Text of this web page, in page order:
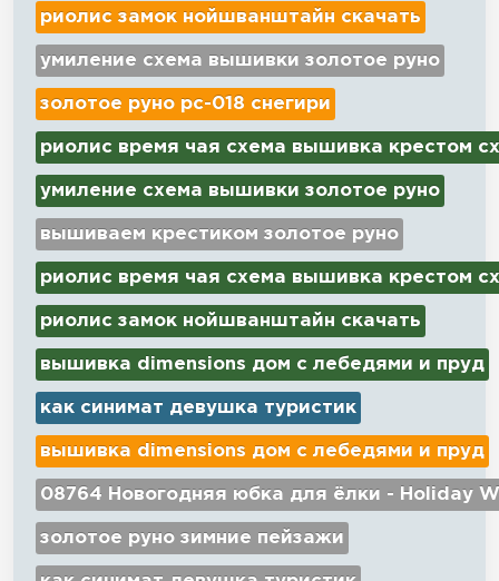
риолис замок нойшванштайн скачать
умиление схема вышивки золотое руно
золотое руно рс-018 снегири
риолис время чая схема вышивка крестом
умиление схема вышивки золотое руно
вышиваем крестиком золотое руно
риолис время чая схема вышивка крестом
риолис замок нойшванштайн скачать
вышивка dimensions дом с лебедями и пруд
как синимат девушка туристик
вышивка dimensions дом с лебедями и пруд
08764 Новогодняя юбка для ёлки - Holiday
золотое руно зимние пейзажи